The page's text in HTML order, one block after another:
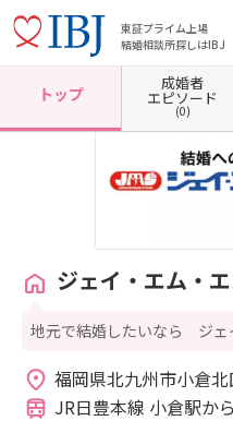
東証プライム上場
結婚相談所探しはIBJ
ホーム 福岡県の結婚相談所 福岡県北
トップ
成婚者
エピソード
(0)
ジェイ・エム・
地元で結婚したいなら ジェ
JR日豊本線 小倉駅か